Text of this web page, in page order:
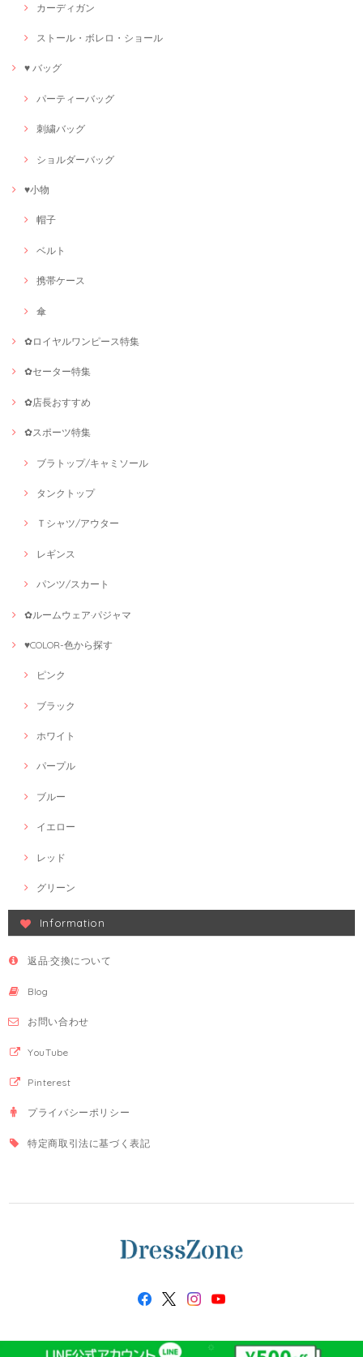
カーディガン
ストール・ボレロ・ショール
♥ バッグ
パーティーバッグ
刺繍バッグ
ショルダーバッグ
♥小物
帽子
ベルト
携帯ケース
傘
✿ロイヤルワンピース特集
✿セーター特集
✿店長おすすめ
✿スポーツ特集
ブラトップ/キャミソール
タンクトップ
Ｔシャツ/アウター
レギンス
パンツ/スカート
✿ルームウェア·パジャマ
♥COLOR-色から探す
ピンク
ブラック
ホワイト
パープル
ブルー
イエロー
レッド
グリーン
Information
返品·交換について
Blog
お問い合わせ
YouTube
Pinterest
プライバシーポリシー
特定商取引法に基づく表記